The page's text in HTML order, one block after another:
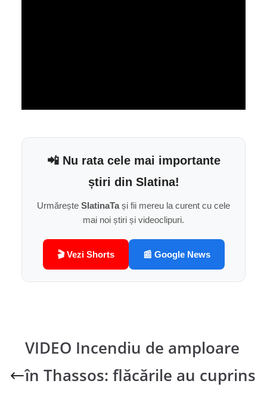
📲 Nu rata cele mai importante
știri din Slatina!
Urmărește SlatinaTași fii mereu la curent cu cele
mai noi știri și videoclipuri.
🎬 Vezi Shorts 📰 Google News
VIDEO Incendiu de amploare
în Thassos: flăcările au cuprins